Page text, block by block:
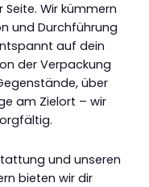
Wir kümmern
und Durchführung
auf dein
der Verpackung
über
am Zielort – wir
und unseren
bieten wir dir